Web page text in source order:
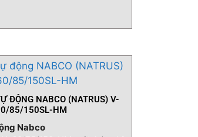
ĐỘNG NABCO (NATRUS) V-
85/150SL-HM
Nabco